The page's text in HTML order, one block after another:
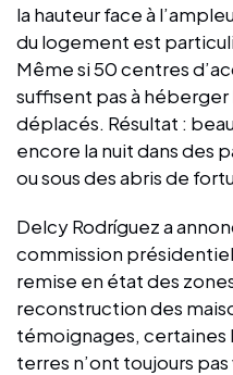
la hauteur face à
du logement est
Même si 50 centres
suffisent pas à héberger
déplacés. Résultat :
encore la nuit dans des
ou sous des abris de
Delcy Rodríguez a
commission
remise en état des
reconstruction des
témoignages, certaines
terres n’ont toujours